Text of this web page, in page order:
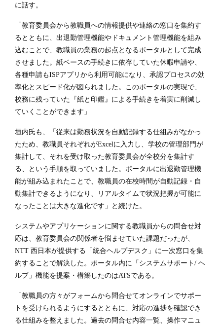
に話す。
「教育委員会から教職員への情報提供や連絡の窓口を集約す
るとともに、出退勤管理機能やドキュメント管理機能を組み
込むことで、教職員の業務の起点となるポータルとして完成
させました。紙ベースの手続きに依存していた休暇申請や、
各種申請もISPアプリから利用可能になり、承認プロセスの効
率化とスピード化が図られました。このポータルの実現で、
校務に残っていた『紙と印鑑』による手続きを着実に削減し
ていくことができます」
垣内氏も、「従来は勤務状況を自動記録する仕組みがなかっ
たため、教職員それぞれがExcelに入力し、学校の管理部門が
集計して、それを受け取った教育委員会が全校分を集計す
る、という手順を取っていました。ポータルに出退勤管理機
能が組み込まれたことで、教職員の在校時間が自動記録・自
動集計できるようになり、リアルタイムで状況把握が可能に
なったことは大きな進化です」と続けた。
システムやアプリケーションに関する教職員からの問合せ対
応は、教育委員会の関係者を悩ませていた課題だったが、
NTT 西日本が提供する「統合ヘルプデスク」に一次窓口を集
約することで解決した。ポータル内に「システムサポート/ ヘ
ルプ」機能を提案・構築したのはATSである。
「教職員の方々がフォームから問合せてオンラインでサポー
トを受けられるようにするとともに、対応の進捗を確認でき
る仕組みを整えました。過去の問合せ内容一覧、操作マニュ